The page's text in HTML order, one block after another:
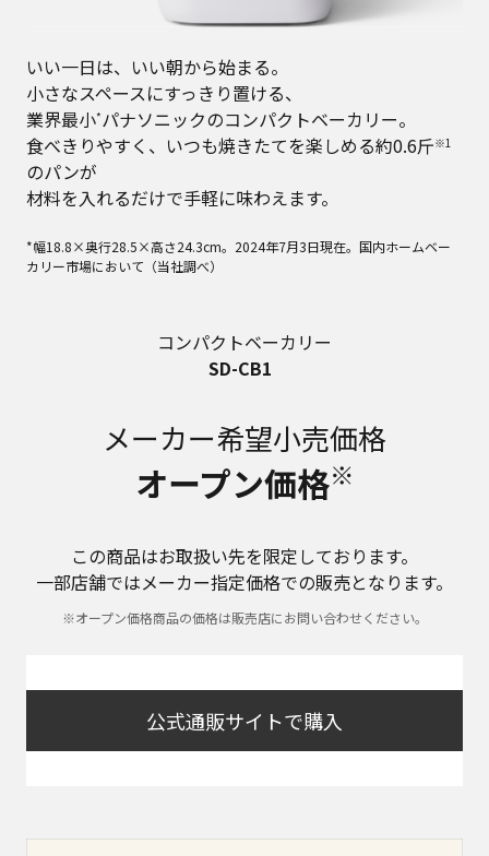
いい一日は、いい朝から始まる。
小さなスペースにすっきり置ける、
業界最小*パナソニックのコンパクトベーカリー。
食べきりやすく、いつも焼きたてを楽しめる約0.6斤※1
のパンが
材料を入れるだけで手軽に味わえます。
*幅18.8×奥行28.5×高さ24.3cm。2024年7月3日現在。国内ホームベー
カリー市場において（当社調べ）
コンパクトベーカリー
SD-CB1
メーカー希望小売価格
オープン価格※
この商品はお取扱い先を限定しております。
一部店舗ではメーカー指定価格での販売となります。
※オープン価格商品の価格は販売店にお問い合わせください。
公式通販サイトで購入